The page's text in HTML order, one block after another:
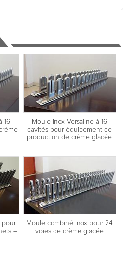
16
Moule inox Versaline à 16
cavités pour équipement de
production de crème glacée
pour
–
Moule combiné inox pour 24
voies de crème glacée